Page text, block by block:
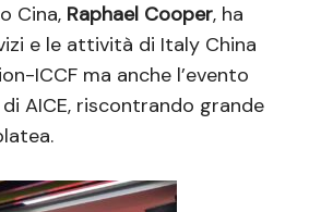
Cina, Raphael Cooper, ha
e le attività di Italy China
ICCF ma anche l’evento
AICE, riscontrando grande